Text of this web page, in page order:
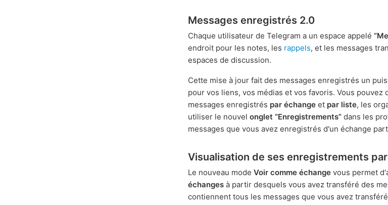
Messages enregistrés 2.0
Chaque utilisateur de Telegram a un espace appelé
endroit pour les notes, les rappels, et les messages
espaces de discussion.
Cette mise à jour fait des messages enregistrés un
pour vos liens, vos médias et vos favoris. Vous pouvez
messages enregistrés par échange et par liste, les
utiliser le nouvel onglet “Enregistrements” dans les
messages que vous avez enregistrés d'un échange
Visualisation de ses enregistrements
Le nouveau mode Voir comme échange vous permet
échanges à partir desquels vous avez transféré des
contiennent tous les messages que vous avez